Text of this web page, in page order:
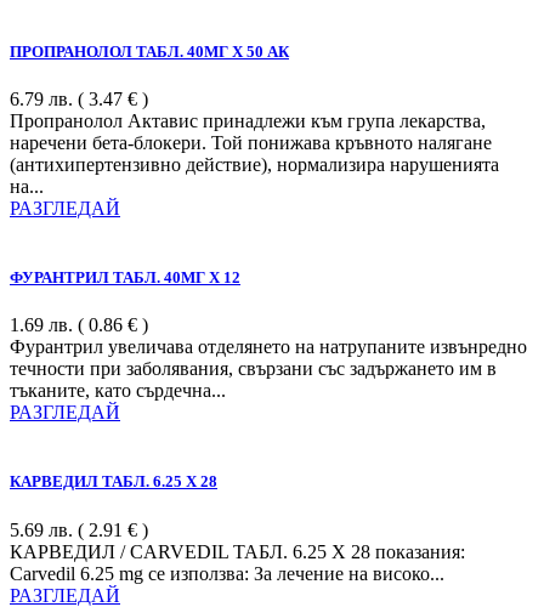
ПРОПРАНОЛОЛ ТАБЛ. 40МГ Х 50 АК
6.79 лв. ( 3.47 € )
Пропранолол Актавис принадлежи към група лекарства,
наречени бета-блокери. Той понижава кръвното налягане
(антихипертензивно действие), нормализира нарушенията
на...
РАЗГЛЕДАЙ
ФУРАНТРИЛ ТАБЛ. 40МГ Х 12
1.69 лв. ( 0.86 € )
Фурантрил увеличава отделянето на натрупаните извънредно
течности при заболявания, свързани със задържането им в
тъканите, като сърдечна...
РАЗГЛЕДАЙ
КАРВЕДИЛ ТАБЛ. 6.25 Х 28
5.69 лв. ( 2.91 € )
КАРВЕДИЛ / CARVEDIL ТАБЛ. 6.25 Х 28 показания:
Carvedil 6.25 mg се използва: За лечение на високо...
РАЗГЛЕДАЙ